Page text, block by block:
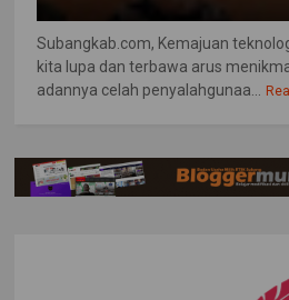
Subangkab.com, Kemajuan
kita lupa dan terbawa arus
adannya celah penyalahgunaa...